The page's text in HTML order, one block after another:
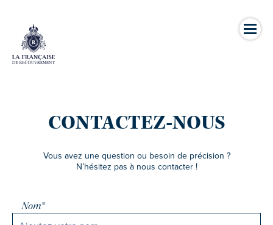
CONTACTEZ-NOUS
Vous avez une question ou besoin de précision ?
N’hésitez pas à nous contacter !
Nom*